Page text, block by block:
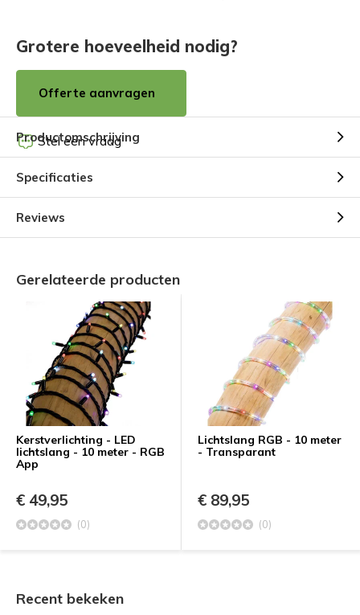
Grotere hoeveelheid nodig?
Offerte aanvragen
Stel een vraag
Productomschrijving
Specificaties
Reviews
Gerelateerde producten
Kerstverlichting - LED
lichtslang - 10 meter - RGB
App
€ 49,95
(0)
Lichtslang RGB - 10 meter
- Transparant
€ 89,95
(0)
Recent bekeken